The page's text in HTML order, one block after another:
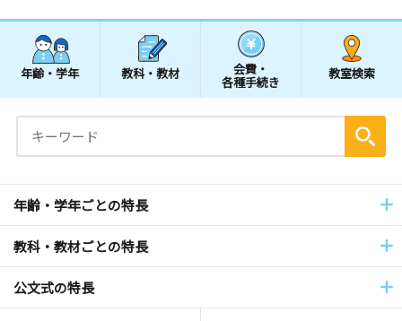
年齢・学年 教科・教材 会費・
各種手続き
教室検索
年齢・学年ごとの特長
教科・教材ごとの特長
公文式の特長